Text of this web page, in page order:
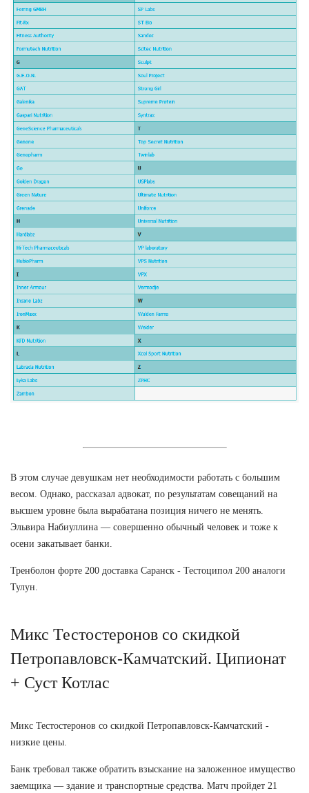
В этом случае девушкам нет необходимости работать с большим
весом. Однако, рассказал адвокат, по результатам совещаний на
высшем уровне была вырабатана позиция ничего не менять.
Эльвира Набиуллина — совершенно обычный человек и тоже к
осени закатывает банки.
Тренболон форте 200 доставка Саранск - Тестоципол 200 аналоги
Тулун.
Микс Тестостеронов со скидкой
Петропавловск-Камчатский. Ципионат
+ Суст Котлас
Микс Тестостеронов со скидкой Петропавловск-Камчатский -
низкие цены.
Банк требовал также обратить взыскание на заложенное имущество
заемщика — здание и транспортные средства. Матч пройдет 21